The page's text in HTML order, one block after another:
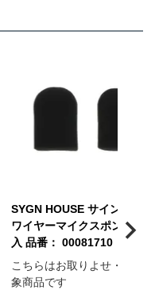
SYGN HOUSE サインハウス
ワイヤーマイクスポンジ 2個
入 品番： 00081710 ビーコ
こちらはお取りよせ・予約対
象商品です